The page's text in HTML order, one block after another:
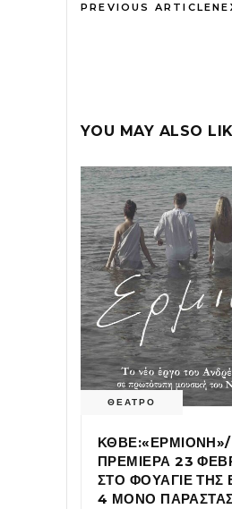
PREVIOUS ARTICLE
YOU MAY ALSO
ΘΕΑΤΡΟ
ΚΘΒΕ:«ΕΡΜΙΟΝΗ»/
ΠΡΕΜΙΕΡΑ 23
ΣΤΟ ΦΟΥΑΓΙΕ ΤΗΣ
4 ΜΟΝΟ